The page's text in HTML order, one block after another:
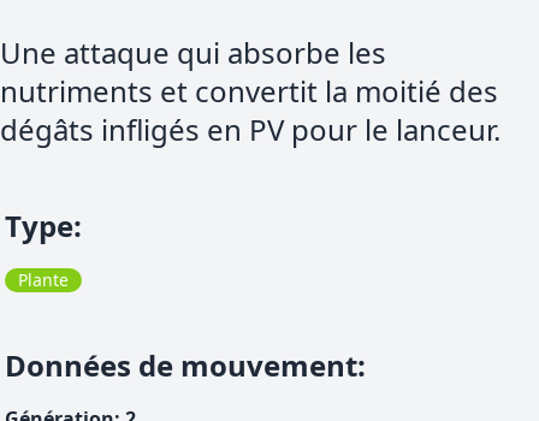
Une attaque qui absorbe les
nutriments et convertit la moitié des
dégâts infligés en PV pour le lanceur.
Type:
Plante
Données de mouvement: